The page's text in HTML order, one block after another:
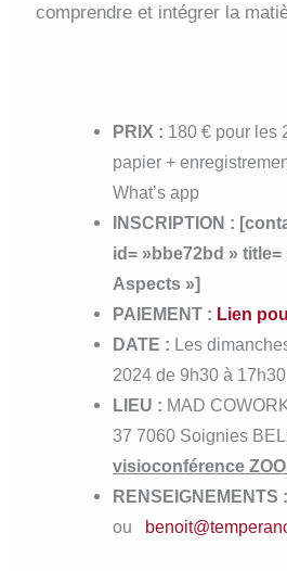
comprendre et intégrer la
PRIX : 180 € pour les
papier +
What’s app
INSCRIPTION :
id= »bbe72bd »
Aspects »]
PAIEMENT : Lien
DATE : Les
2024 de 9h30 à 17h30
LIEU : MAD
37 7060 Soignies
visioconférence
RENSEIGNEMENTS :
ou